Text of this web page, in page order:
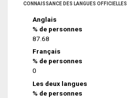
CONNAISSANCE DES LANGUES OFFICIELLES
Anglais
% de personnes
87.68
Français
% de personnes
0
Les deux langues
% de personnes